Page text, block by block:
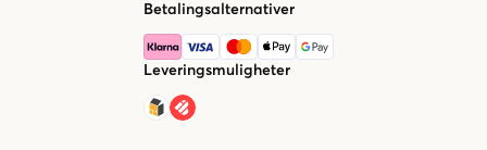
Betalingsalternativer
Leveringsmuligheter